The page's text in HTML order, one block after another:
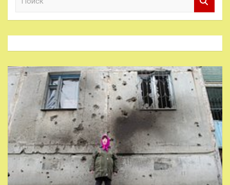
к